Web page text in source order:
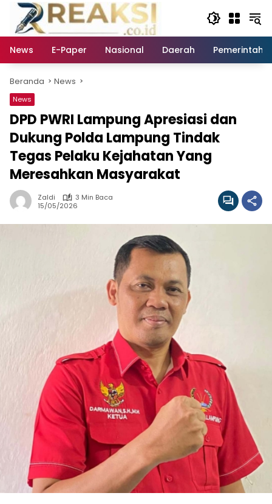
Langsung
konten
News
E-Paper Nasional Daerah
Beranda News
News
DPD PWRI Lampung Apresiasi dan
Dukung Polda Lampung Tindak
Tegas Pelaku Kejahatan Yang
Meresahkan Masyarakat
Zaldi
3 Min Baca
15/05/2026